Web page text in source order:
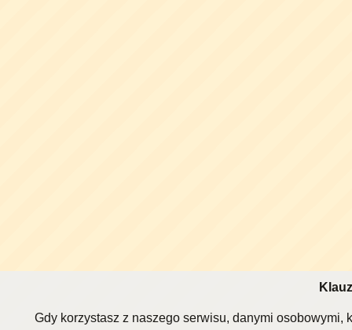
Gdy korzystasz z naszego serwisu, danymi osobowymi,